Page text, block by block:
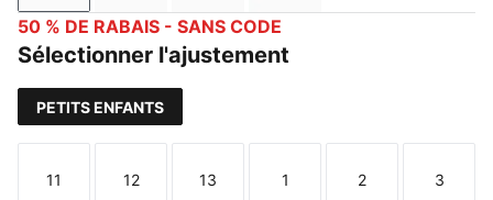
50 % DE RABAIS - SANS CODE
Sélectionner l'ajustement
PETITS ENFANTS
Taille
11
Taille
12
Taille
13
Taille
1
Taille
2
Taille
3